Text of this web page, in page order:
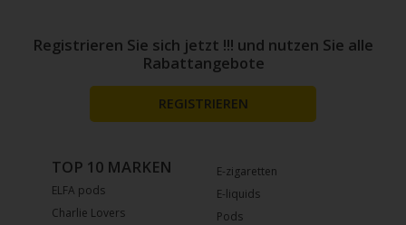
E-zigaretten
E-liquids
Pods
TOP 10 MARKEN
ELFA pods
Charlie Lovers
Registrieren Sie sich jetzt !!! und nutzen Sie alle
Rabattangebote
REGISTRIEREN